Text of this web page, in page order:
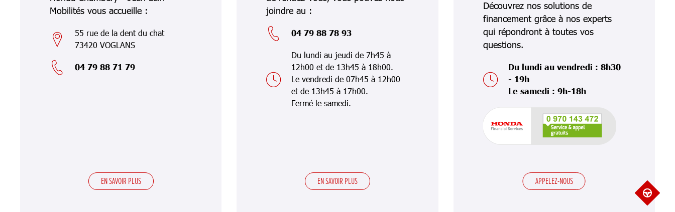
Mobilités vous accueille :
55 rue de la dent du chat
73420 VOGLANS
04 79 88 71 79
EN SAVOIR PLUS
joindre au :
04 79 88 78 93
Du lundi au jeudi de 7h45 à
12h00 et de 13h45 à 18h00.
Le vendredi de 07h45 à 12h00
et de 13h45 à 17h00.
Fermé le samedi.
EN SAVOIR PLUS
Découvrez nos solutions de
financement grâce à nos experts
qui répondront à toutes vos
questions.
Du lundi au vendredi : 8h30
- 19h
Le samedi : 9h-18h
APPELEZ-NOUS